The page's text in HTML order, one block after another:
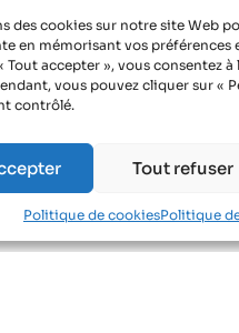
des cookies sur notre site Web
en mémorisant vos préférences
Tout accepter », vous consentez
vous pouvez cliquer sur «
contrôlé.
Tout refuser
Politique de cookiesPolitique
: tout
Travail